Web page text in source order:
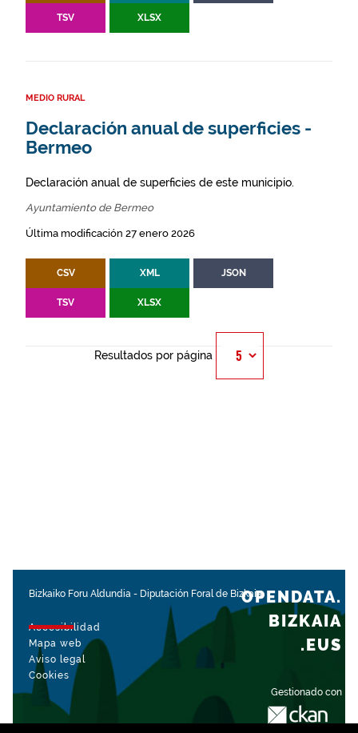
TSV XLSX
MEDIO RURAL
Declaración anual de superficies -
Bermeo
Declaración anual de superficies de este municipio.
Ayuntamiento de Bermeo
Última modificación 27 enero 2026
CSV XML JSON
TSV XLSX
Resultados por página
Bizkaiko Foru Aldundia - Diputación Foral de Bizkaia
Accesibilidad
Mapa web
Aviso legal
Cookies
Gestionado con
OPENDATA.
BIZKAIA
.EUS